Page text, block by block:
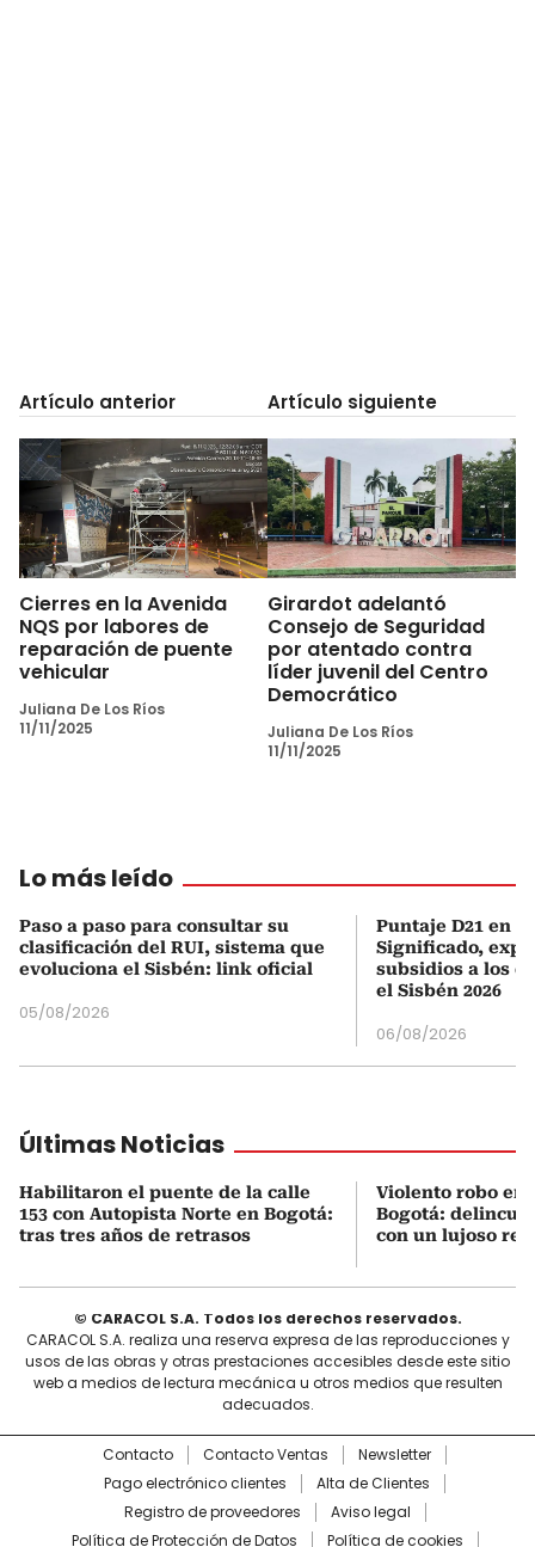
Artículo anterior
Cierres en la Avenida
NQS por labores de
reparación de puente
vehicular
Juliana De Los Ríos
11/11/2025
Artículo siguiente
Girardot adelantó
Consejo de Seguridad
por atentado contra
líder juvenil del Centro
Democrático
Juliana De Los Ríos
11/11/2025
Lo más leído
Paso a paso para consultar su
clasificación del RUI, sistema que
evoluciona el Sisbén: link oficial
05/08/2026
Puntaje D21 en
Significado,
subsidios a los
el Sisbén 2026
06/08/2026
Últimas Noticias
Habilitaron el puente de la calle
153 con Autopista Norte en Bogotá:
tras tres años de retrasos
Violento robo en
Bogotá:
con un lujoso
© CARACOL S.A. Todos los derechos reservados.
CARACOL S.A. realiza una reserva expresa de las reproducciones y
usos de las obras y otras prestaciones accesibles desde este sitio
web a medios de lectura mecánica u otros medios que resulten
adecuados.
Contacto Contacto Ventas
Newsletter
Pago electrónico clientes
Alta de Clientes
Registro de proveedores
Aviso legal
Política de Protección de Datos
Política de cookies